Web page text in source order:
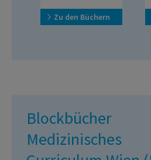
Zu den Büchern
Blockbücher
Medizinisches